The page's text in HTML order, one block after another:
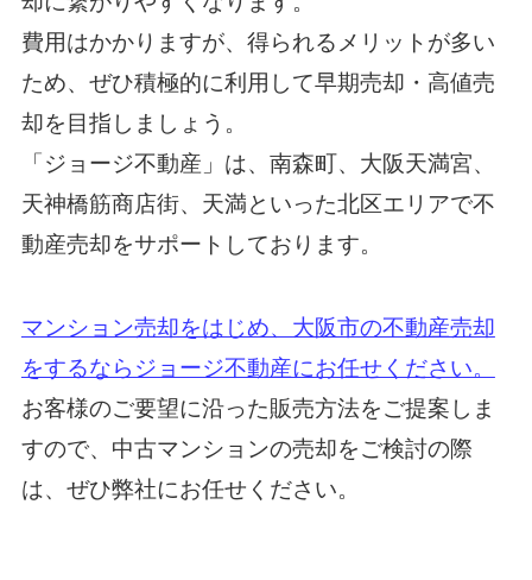
費用はかかりますが、得られるメリットが多い
ため、ぜひ積極的に利用して早期売却・高値売
却を目指しましょう。
「ジョージ不動産」は、南森町、大阪天満宮、
天神橋筋商店街、天満といった北区エリアで不
動産売却をサポートしております。
マンション売却をはじめ、大阪市の不動産売却
をするならジョージ不動産にお任せください。
お客様のご要望に沿った販売方法をご提案しま
すので、中古マンションの売却をご検討の際
は、ぜひ弊社にお任せください。